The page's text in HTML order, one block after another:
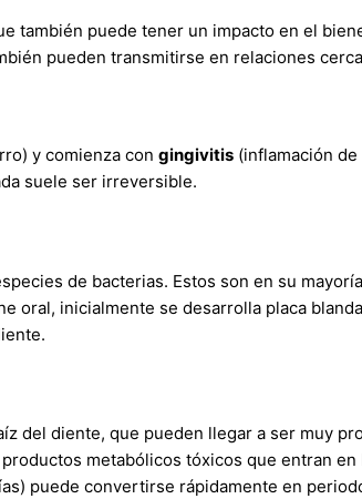
también puede tener un impacto en el
pueden transmitirse en relaciones
y comienza con gingivitis (inflamación
suele ser irreversible.
de bacterias. Estos son en su
oral, inicialmente se desarrolla placa
del diente, que pueden llegar a ser muy
metabólicos tóxicos que entran
puede convertirse rápidamente en